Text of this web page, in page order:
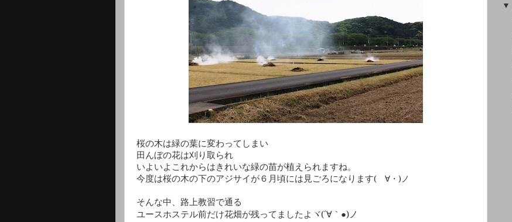
桜の木は緑の葉に変わってしまい
田んぼの花は刈り取られ
いよいよこれからはきれいな緑の苗が植えられますね。
今度は桜の木の下のアジサイが６月頃には見ごろになります( ゝ∀・ ) ノ
そんな中、路上教習で通る
ユースホステル前だけ花畑が残ってましたよ ヾ(´∀｀●)ノ
▼